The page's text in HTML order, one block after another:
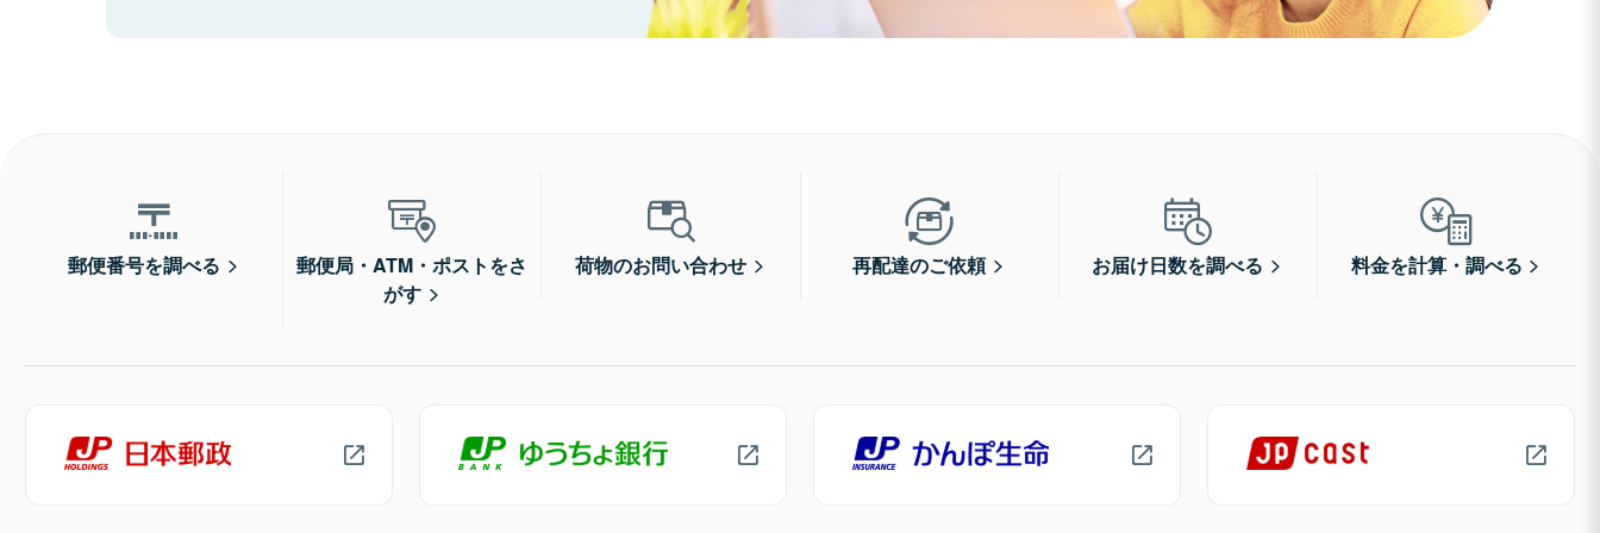
郵便番号を調べる
郵便局・ATM・ポストをさ
がす
荷物のお問い合わせ 再配達のご依頼 お届け日数を調べる 料金を計算・調べる